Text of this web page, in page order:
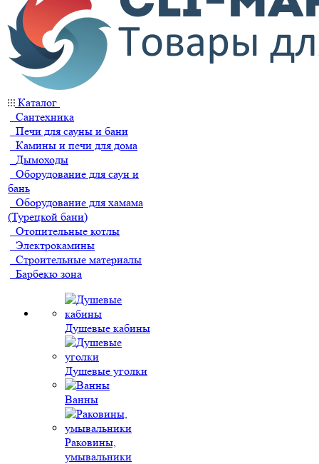
Каталог
Сантехника
Печи для сауны и бани
Камины и печи для дома
Дымоходы
Оборудование для саун и
бань
Оборудование для хамама
(Турецкой бани)
Отопительные котлы
Электрокамины
Строительные материалы
Барбекю зона
Душевые кабины
Душевые уголки
Ванны
Раковины,
умывальники